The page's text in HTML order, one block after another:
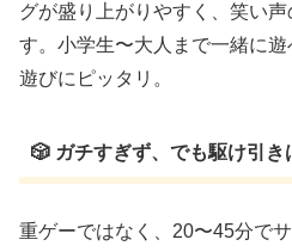
グが盛り上がりやすく、笑い
す。小学生〜大人まで一緒に
遊びにピッタリ。
🎲 ガチすぎず、でも駆け引き
重ゲーではなく、20〜45分で